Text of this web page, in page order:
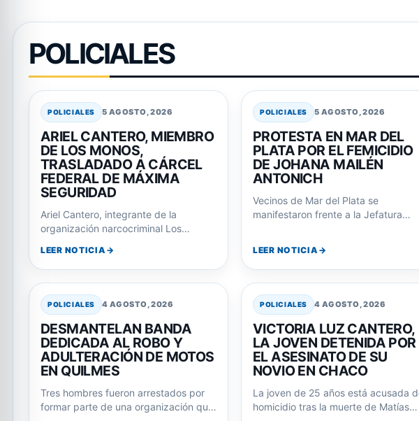
POLICIALES
POLICIALES 5 AGOSTO, 2026
ARIEL CANTERO, MIEMBRO
DE LOS MONOS,
TRASLADADO A CÁRCEL
FEDERAL DE MÁXIMA
SEGURIDAD
Ariel Cantero, integrante de la
organización narcocriminal Los
LEER NOTICIA
POLICIALES 5 AGOSTO, 2026
PROTESTA EN MAR DEL
PLATA POR EL FEMICIDIO
DE JOHANA MAILÉN
ANTONICH
Vecinos de Mar del Plata se
Departamental de Policía exigiendo
LEER NOTICIA
POLICIALES 4 AGOSTO, 2026
DESMANTELAN BANDA
DEDICADA AL ROBO Y
ADULTERACIÓN DE MOTOS
EN QUILMES
Tres hombres fueron arrestados por
POLICIALES 4 AGOSTO, 2026
VICTORIA LUZ CANTERO,
LA JOVEN DETENIDA POR
EL ASESINATO DE SU
NOVIO EN CHACO
La joven de 25 años está acusada de